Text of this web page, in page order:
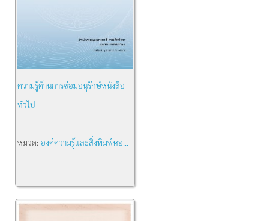
ความรู้ด้านการซ่อมอนุรักษ์หนังสือ
ทั่วไป
หมวด:องค์ความรู้และสิ่งพิมพ์หอ...